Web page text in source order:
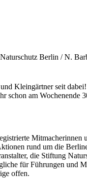
Berlin / N.
Kleingärtner seit
schon am Wochenende
Mitmacherinnen
rund um die
die Stiftung
für Führungen und
offen.